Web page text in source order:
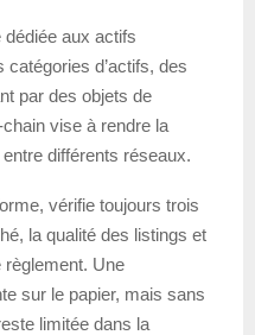
aux actifs
d’actifs, des
par des objets de
vise à rendre la
différents réseaux.
vérifie toujours trois
la qualité des listings et
Une
sur le papier, mais sans
limitée dans la